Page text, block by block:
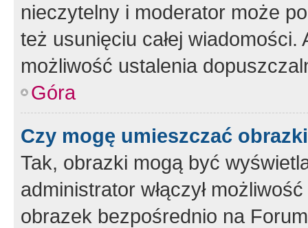
nieczytelny i moderator może
też usunięciu całej
możliwość ustalenia
Góra
Czy mogę umieszczać
Tak, obrazki mogą być
administrator włączył
obrazek bezpośrednio na